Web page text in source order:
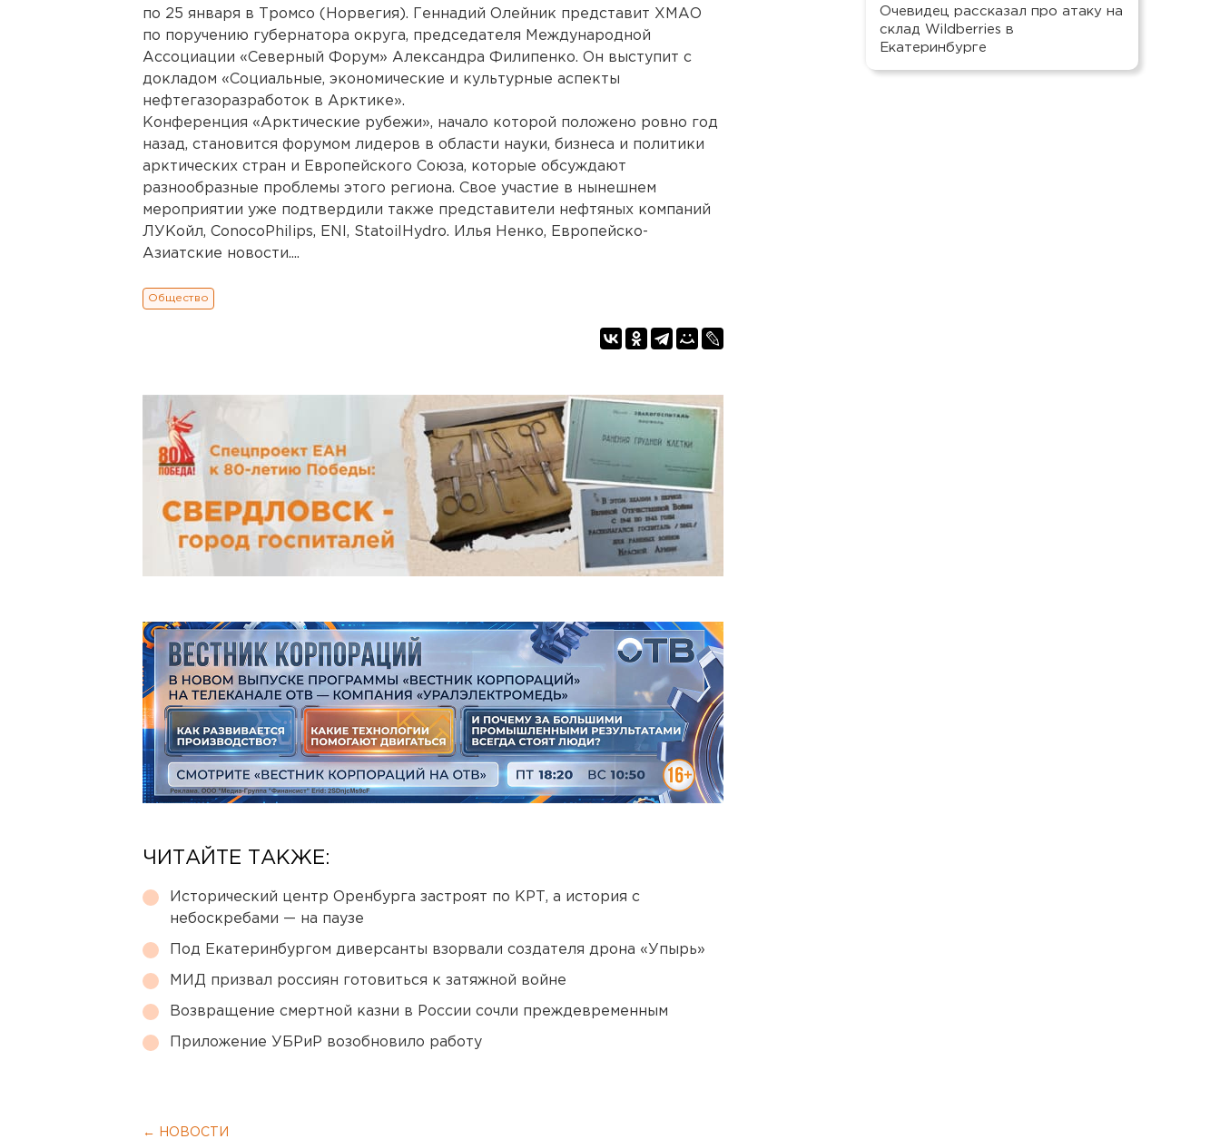
по 25 января в Тромсо (Норвегия). Геннадий Олейник представит ХМАО
по поручению губернатора округа, председателя Международной
Ассоциации «Северный Форум» Александра Филипенко. Он выступит с
докладом «Социальные, экономические и культурные аспекты
нефтегазоразработок в Арктике».
Конференция «Арктические рубежи», начало которой положено ровно год
назад, становится форумом лидеров в области науки, бизнеса и политики
арктических стран и Европейского Союза, которые обсуждают
разнообразные проблемы этого региона. Свое участие в нынешнем
мероприятии уже подтвердили также представители нефтяных компаний
ЛУКойл, ConocoPhilips, ENI, StatoilHydro. Илья Ненко, Европейско-
Азиатские новости....
Общество
ЧИТАЙТЕ ТАКЖЕ:
Исторический центр Оренбурга застроят по КРТ, а история с
небоскребами — на паузе
Под Екатеринбургом диверсанты взорвали создателя дрона «Упырь»
МИД призвал россиян готовиться к затяжной войне
Возвращение смертной казни в России сочли преждевременным
Приложение УБРиР возобновило работу
← НОВОСТИ
Очевидец рассказал про атаку на
склад Wildberries в
Екатеринбурге